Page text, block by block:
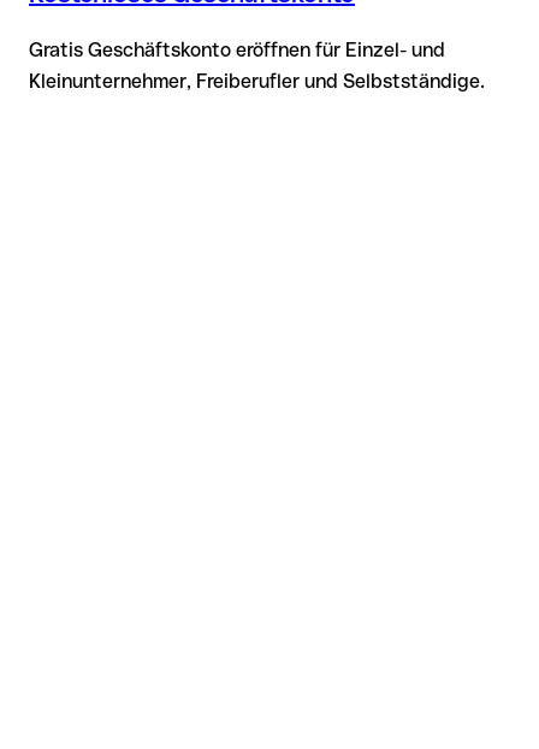
Gratis Geschäftskonto eröffnen für Einzel- und
Kleinunternehmer, Freiberufler und Selbstständige.